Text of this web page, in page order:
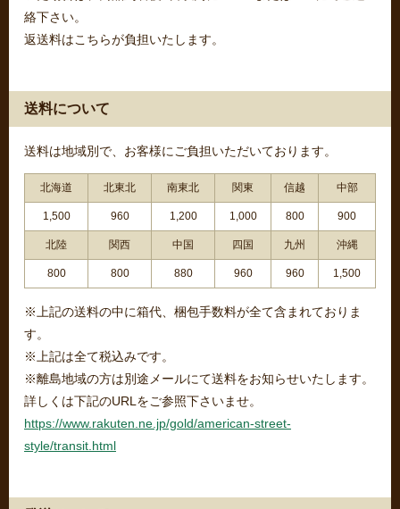
絡下さい。
返送料はこちらが負担いたします。
送料について
送料は地域別で、お客様にご負担いただいております。
北海道 北東北 南東北 関東 信越 中部
1,500 960 1,200 1,000 800 900
北陸 関西 中国 四国 九州 沖縄
800 800 880 960 960 1,500
※上記の送料の中に箱代、梱包手数料が全て含まれておりま
す。
※上記は全て税込みです。
※離島地域の方は別途メールにて送料をお知らせいたします。
詳しくは下記のURLをご参照下さいませ。
https://www.rakuten.ne.jp/gold/american-street-
style/transit.html